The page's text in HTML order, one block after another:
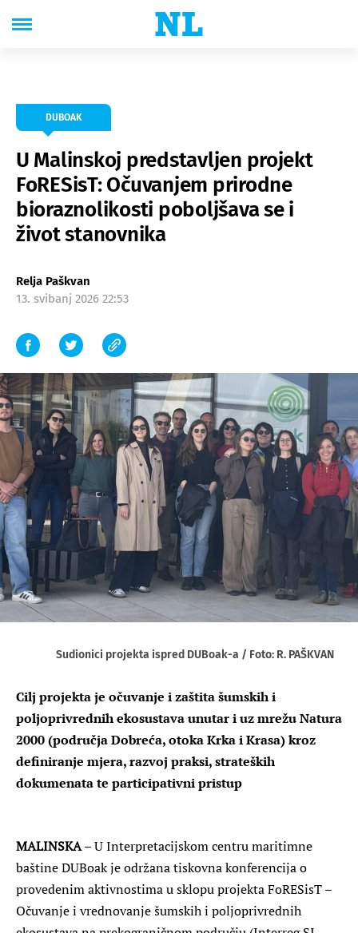
DUBOAK
U Malinskoj predstavljen projekt
FoRESisT: Očuvanjem prirodne
bioraznolikosti poboljšava se i
život stanovnika
Relja Paškvan
13. svibanj 2026 22:53
Sudionici projekta ispred DUBoak-a / Foto: R. PAŠKVAN
Cilj projekta je očuvanje i zaštita šumskih i
poljoprivrednih ekosustava unutar i uz mrežu Natura
2000 (područja Dobreća, otoka Krka i Krasa) kroz
definiranje mjera, razvoj praksi, strateških
dokumenata te participativni pristup
MALINSKA– U Interpretacijskom centru maritimne
baštine DUBoak je održana tiskovna konferencija o
provedenim aktivnostima u sklopu projekta FoRESisT –
Očuvanje i vrednovanje šumskih i poljoprivrednih